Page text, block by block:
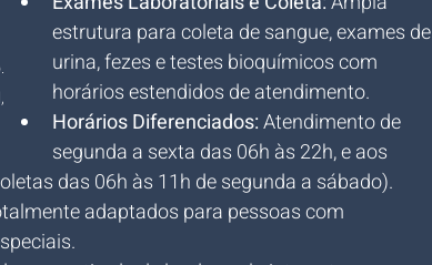
estrutura para coleta de sangue, exames de
urina, fezes e testes bioquímicos com
horários estendidos de atendimento.
Horários Diferenciados: Atendimento de
segunda a sexta das 06h às 22h, e aos
das 06h às 11h de segunda a sábado).
adaptados para pessoas com